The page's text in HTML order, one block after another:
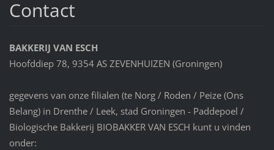
Contact
BAKKERIJ VAN ESCH
Hoofddiep 78, 9354 AS ZEVENHUIZEN (Groningen)
gegevens van onze filialen (te Norg / Roden / Peize (Ons
Belang) in Drenthe / Leek, stad Groningen - Paddepoel /
Biologische Bakkerij BIOBAKKER VAN ESCH kunt u vinden
onder: